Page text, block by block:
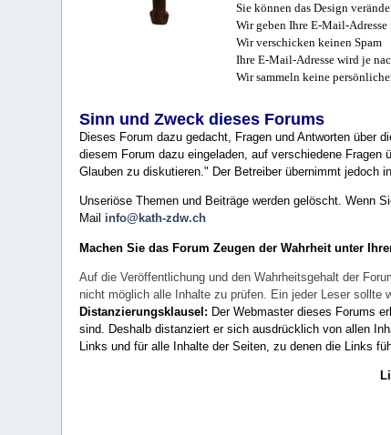
Sie können das Design
Wir geben Ihre E-Mail-
Wir verschicken keinen Spam
Ihre E-Mail-Adresse wird je
Wir sammeln keine
Sinn und Zweck dieses Forums
Dieses Forum dazu gedacht, Fragen und Antworten über
diesem Forum dazu eingeladen, auf verschiedene
Glauben zu diskutieren." Der Betreiber übernimmt jedoch
Unseriöse Themen und Beiträge werden gelöscht. Wenn
Mail info@kath-zdw.ch
Machen Sie das Forum Zeugen der Wahrheit unter
Auf die Veröffentlichung und den Wahrheitsgehalt der
nicht möglich alle Inhalte zu prüfen. Ein jeder Leser sollte
Distanzierungsklausel: Der Webmaster dieses Forums
sind. Deshalb distanziert er sich ausdrücklich von allen
Links und für alle Inhalte der Seiten, zu denen die Links